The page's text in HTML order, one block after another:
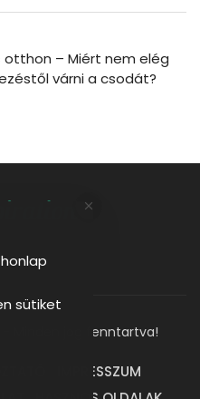
otthon – Miért nem elég
várni a csodát?
- Minden jog fenntartva!
IMPRESSZUM
sütiket